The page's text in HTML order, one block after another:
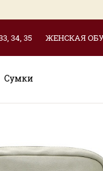
34, 35 ЖЕНСКАЯ
Сумки